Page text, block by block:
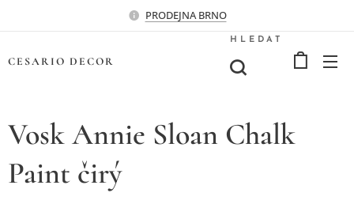
PRODEJNA BRNO
CESARIO DECOR
HLEDAT
Vosk Annie Sloan Chalk
Paint čirý